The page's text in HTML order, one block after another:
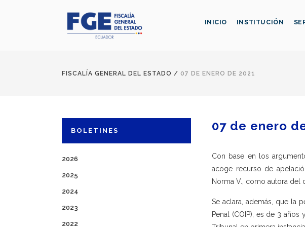
INICIO INSTITUCIÓN
FISCALÍA GENERAL DEL ESTADO / 07 DE ENERO DE 2021
BOLETINES
2026
2025
2024
2023
2022
07 de enero
Con base en los
acoge recurso de
Norma V., como autora del
Se aclara, además, que la
Penal (COIP), es de 3